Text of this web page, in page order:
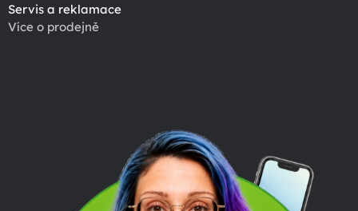
Servis a reklamace
Více o prodejně